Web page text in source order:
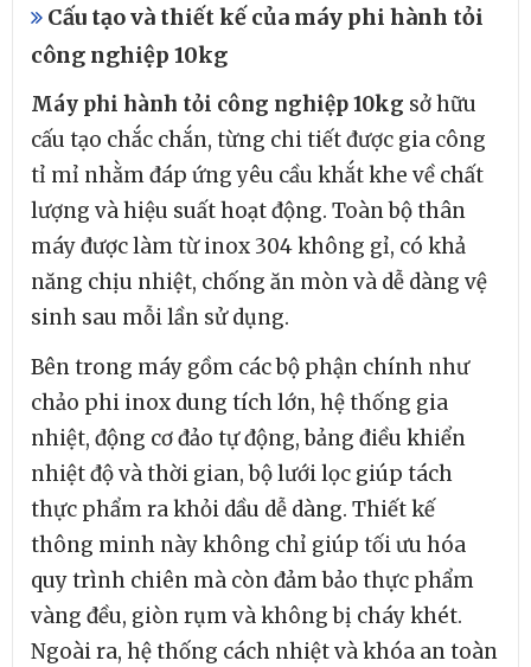
Cấu tạo và thiết kế của máy phi hành tỏi
công nghiệp 10kg
Máy phi hành tỏi công nghiệp 10kg sở hữu
cấu tạo chắc chắn, từng chi tiết được gia công
tỉ mỉ nhằm đáp ứng yêu cầu khắt khe về chất
lượng và hiệu suất hoạt động. Toàn bộ thân
máy được làm từ inox 304 không gỉ, có khả
năng chịu nhiệt, chống ăn mòn và dễ dàng vệ
sinh sau mỗi lần sử dụng.
Bên trong máy gồm các bộ phận chính như
chảo phi inox dung tích lớn, hệ thống gia
nhiệt, động cơ đảo tự động, bảng điều khiển
nhiệt độ và thời gian, bộ lưới lọc giúp tách
thực phẩm ra khỏi dầu dễ dàng. Thiết kế
thông minh này không chỉ giúp tối ưu hóa
quy trình chiên mà còn đảm bảo thực phẩm
vàng đều, giòn rụm và không bị cháy khét.
Ngoài ra, hệ thống cách nhiệt và khóa an toàn